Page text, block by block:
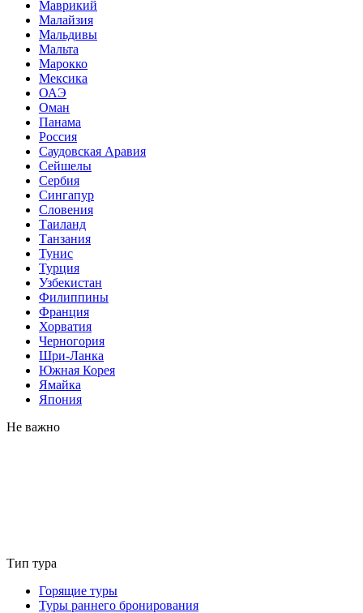
Маврикий
Малайзия
Мальдивы
Мальта
Марокко
Мексика
ОАЭ
Оман
Панама
Россия
Саудовская Аравия
Сейшелы
Сербия
Сингапур
Словения
Таиланд
Танзания
Тунис
Турция
Узбекистан
Филиппины
Франция
Хорватия
Черногория
Шри-Ланка
Южная Корея
Ямайка
Япония
Не важно
Тип тура
Горящие туры
Туры раннего бронирования